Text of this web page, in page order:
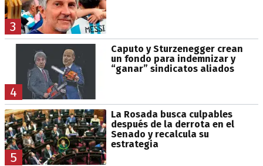
3
4
Caputo y Sturzenegger crean
un fondo para indemnizar y
“ganar” sindicatos aliados
5
La Rosada busca culpables
después de la derrota en el
Senado y recalcula su
estrategia